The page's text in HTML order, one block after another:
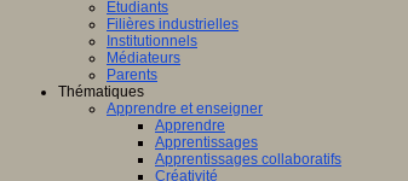
Etudiants
Filières industrielles
Institutionnels
Médiateurs
Parents
Thématiques
Apprendre et enseigner
Apprendre
Apprentissages
Apprentissages collaboratifs
Créativité